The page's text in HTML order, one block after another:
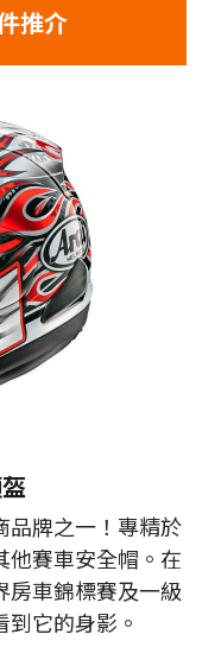
推介
品牌之一！專精於
他賽車安全帽。在
房車錦標賽及一級
它的身影。